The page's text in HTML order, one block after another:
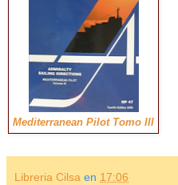
Mediterranean Pilot Tomo III
Libreria Cilsa en 17:06